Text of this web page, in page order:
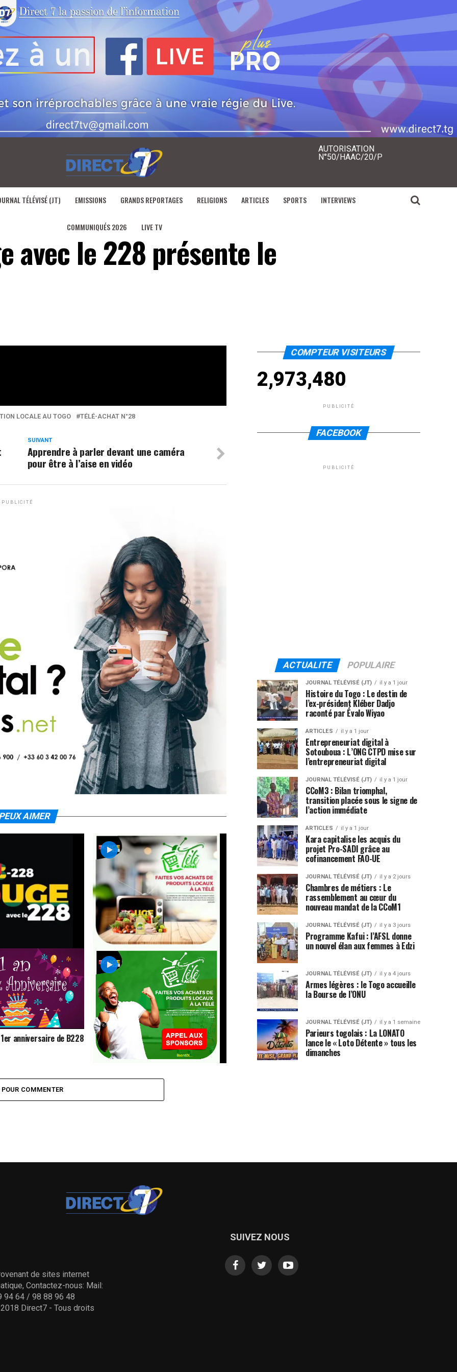
AUTORISATION
N°50/HAAC/20/P
TÉLÉVISÉ (JT) EMISSIONS GRANDS REPORTAGES RELIGIONS ARTICLES SPORTS INTERVIEWS
COMMUNIQUÉS 2026 LIVE TV
avec le 228 présente le
LOCALE AU TOGO TÉLÉ-ACHAT N°28
SUIVANT
Apprendre à parler devant une caméra
pour être à l’aise en vidéo
PUBLICITÉ
AIMER
avec le 228
numéro de la
Télé-achat N°35: zoom sur
l’établissement « Il est écrit »
anniversaire de B228
Bouge avec le 228 présente le 33e
COMMENTER
COMPTEUR VISITEURS
2,973,480
PUBLICITÉ
FACEBOOK
PUBLICITÉ
ACTUALITE POPULAIRE
JOURNAL TÉLÉVISÉ (JT) il y a 1 jour
Histoire du Togo : Le destin de
l’ex-président Kléber Dadjo
raconté par Évalo Wiyao
ARTICLES il y a 1 jour
Entrepreneuriat digital à
Sotouboua : L’ONG CTPD mise sur
l’entrepreneuriat digital
JOURNAL TÉLÉVISÉ (JT) il y a 1 jour
CCoM3 : Bilan triomphal,
transition placée sous le signe de
l’action immédiate
ARTICLES il y a 1 jour
Kara capitalise les acquis du
projet Pro-SADI grâce au
cofinancement FAO-UE
JOURNAL TÉLÉVISÉ (JT) il y a 2 jours
Chambres de métiers : Le
rassemblement au cœur du
nouveau mandat de la CCoM1
JOURNAL TÉLÉVISÉ (JT) il y a 3 jours
Programme Kafui : l’AFSL donne
un nouvel élan aux femmes à Edzi
JOURNAL TÉLÉVISÉ (JT) il y a 4 jours
Armes légères : le Togo accueille
la Bourse de l’ONU
JOURNAL TÉLÉVISÉ (JT) il y a 1 semaine
Parieurs togolais : La LONATO
lance le « Loto Détente » tous les
dimanches
de sites internet
Contactez-nous: Mail:
94 64 / 98 88 96 48
Direct7 - Tous droits
SUIVEZ NOUS